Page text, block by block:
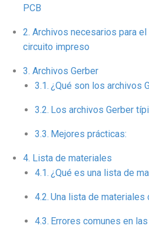
PCB
Archivos necesarios para
circuito impreso
Archivos Gerber
¿Qué son los archivos
Los archivos Gerber
Mejores prácticas:
Lista de materiales
¿Qué es una lista de
Una lista de materiales
Errores comunes en